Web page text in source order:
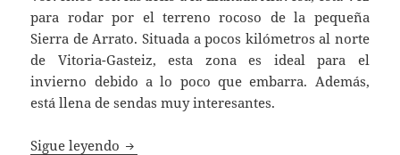
para rodar por el terreno rocoso de la pequeña
Sierra de Arrato. Situada a pocos kilómetros al norte
de Vitoria-Gasteiz, esta zona es ideal para el
invierno debido a lo poco que embarra. Además,
está llena de sendas muy interesantes.
Sigue leyendo BTT Vuelta por los Montes de Arrato